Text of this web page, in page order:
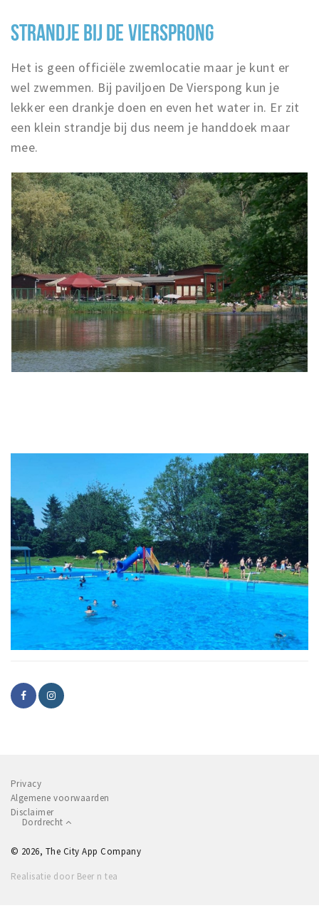
STRANDJE BIJ DE VIERSPRONG
Het is geen officiële zwemlocatie maar je kunt er
wel zwemmen. Bij paviljoen De Vierspong kun je
lekker een drankje doen en even het water in. Er zit
een klein strandje bij dus neem je handdoek maar
mee.
Privacy
Algemene voorwaarden
Disclaimer
Dordrecht
© 2026, The City App Company
Realisatie door Beer n tea